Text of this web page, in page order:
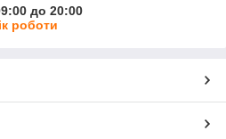
до 20:00
роботи